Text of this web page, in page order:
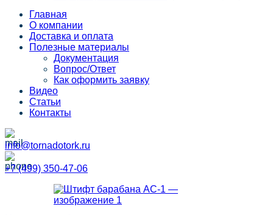
Главная
О компании
Доставка и оплата
Полезные материалы
Документация
Вопрос/Ответ
Как оформить заявку
Видео
Статьи
Контакты
info@tornadotork.ru
+7 (499) 350-47-06